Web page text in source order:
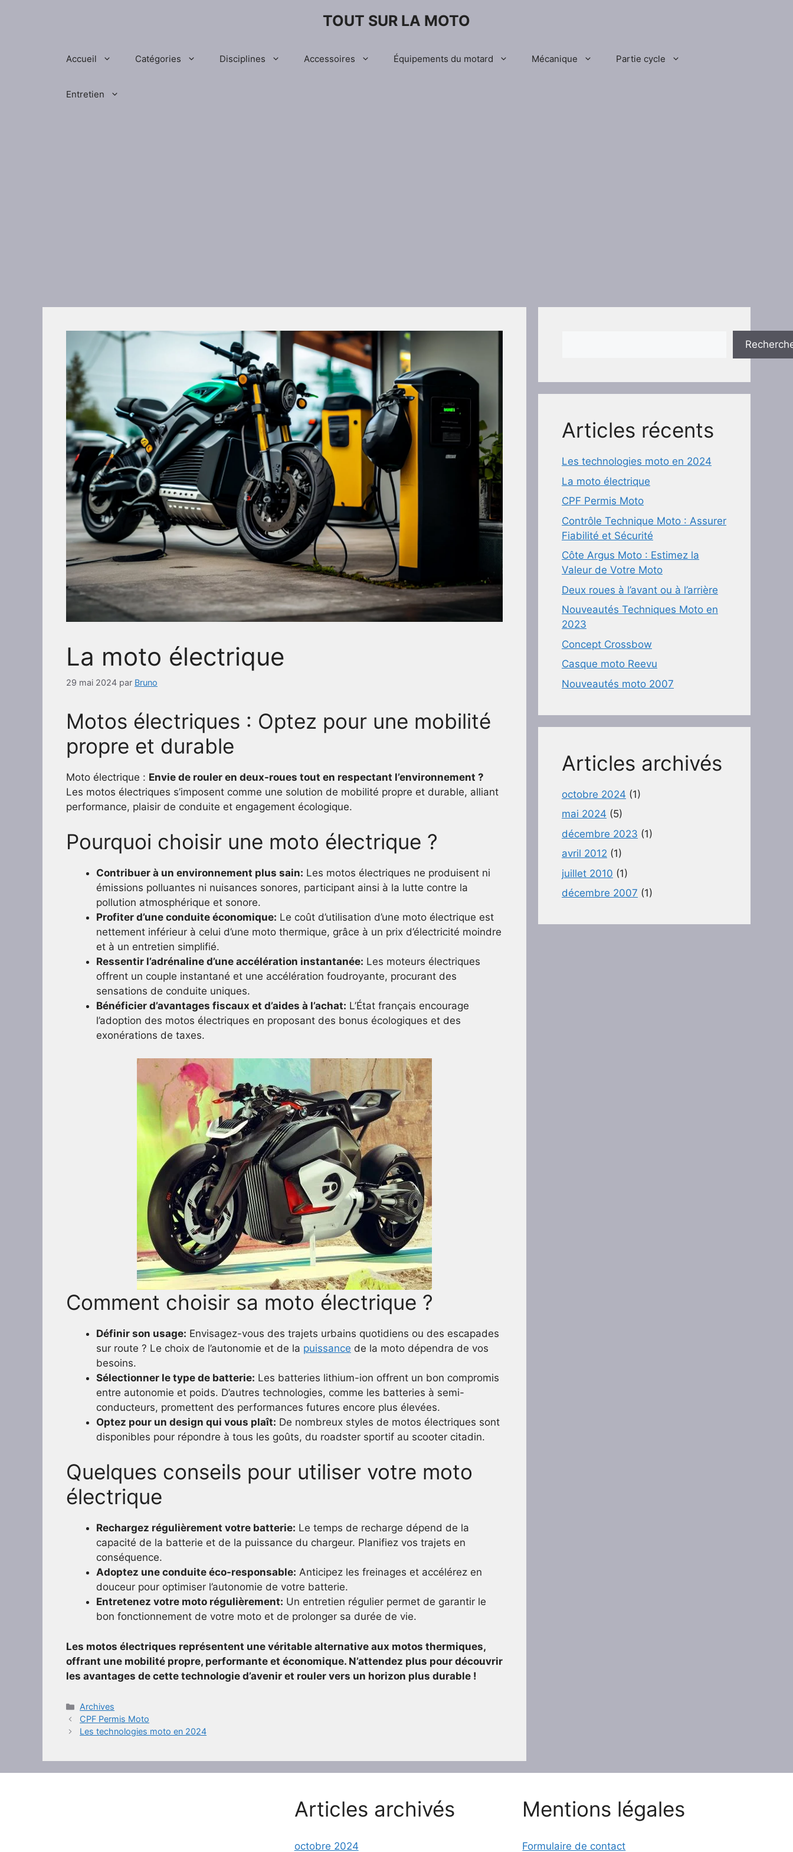
TOUT SUR LA MOTO
Accueil Catégories Disciplines Accessoires Équipements du motard Mécanique Partie cycle
Entretien
La moto électrique
29 mai 2024 par Bruno
Motos électriques : Optez pour une mobilité
propre et durable
Moto électrique : Envie de rouler en deux-roues tout en respectant l’environnement ?
Les motos électriques s’imposent comme une solution de mobilité propre et durable, alliant
performance, plaisir de conduite et engagement écologique.
Pourquoi choisir une moto électrique ?
Contribuer à un environnement plus sain: Les motos électriques ne produisent ni
émissions polluantes ni nuisances sonores, participant ainsi à la lutte contre la
pollution atmosphérique et sonore.
Profiter d’une conduite économique: Le coût d’utilisation d’une moto électrique est
nettement inférieur à celui d’une moto thermique, grâce à un prix d’électricité moindre
et à un entretien simplifié.
Ressentir l’adrénaline d’une accélération instantanée: Les moteurs électriques
offrent un couple instantané et une accélération foudroyante, procurant des
sensations de conduite uniques.
Bénéficier d’avantages fiscaux et d’aides à l’achat: L’État français encourage
l’adoption des motos électriques en proposant des bonus écologiques et des
exonérations de taxes.
Comment choisir sa moto électrique ?
Définir son usage: Envisagez-vous des trajets urbains quotidiens ou des escapades
sur route ? Le choix de l’autonomie et de la puissance de la moto dépendra de vos
besoins.
Sélectionner le type de batterie: Les batteries lithium-ion offrent un bon compromis
entre autonomie et poids. D’autres technologies, comme les batteries à semi-
conducteurs, promettent des performances futures encore plus élevées.
Optez pour un design qui vous plaît: De nombreux styles de motos électriques sont
disponibles pour répondre à tous les goûts, du roadster sportif au scooter citadin.
Quelques conseils pour utiliser votre moto
électrique
Rechargez régulièrement votre batterie: Le temps de recharge dépend de la
capacité de la batterie et de la puissance du chargeur. Planifiez vos trajets en
conséquence.
Adoptez une conduite éco-responsable: Anticipez les freinages et accélérez en
douceur pour optimiser l’autonomie de votre batterie.
Entretenez votre moto régulièrement: Un entretien régulier permet de garantir le
bon fonctionnement de votre moto et de prolonger sa durée de vie.
Les motos électriques représentent une véritable alternative aux motos thermiques,
offrant une mobilité propre, performante et économique. N’attendez plus pour découvrir
les avantages de cette technologie d’avenir et rouler vers un horizon plus durable !
Catégories
Archives
CPF Permis Moto
Les technologies moto en 2024
Articles récents
Les technologies moto en 2024
La moto électrique
CPF Permis Moto
Contrôle Technique Moto : Assurer
Fiabilité et Sécurité
Côte Argus Moto : Estimez la
Valeur de Votre Moto
Deux roues à l’avant ou à l’arrière
Nouveautés Techniques Moto en
2023
Concept Crossbow
Casque moto Reevu
Nouveautés moto 2007
Articles archivés
octobre 2024 (1)
mai 2024 (5)
décembre 2023 (1)
avril 2012 (1)
juillet 2010 (1)
décembre 2007 (1)
Articles archivés
octobre 2024
Mentions légales
Formulaire de contact